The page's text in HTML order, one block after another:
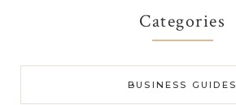
Categories
BUSINESS GUIDES